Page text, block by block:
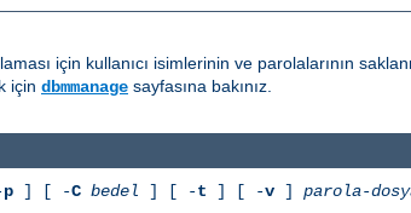
için kullanıcı isimlerinin ve parolalarının
için dbmmanage sayfasına bakınız.
p ] [ -C bedel ] [ -t ] [ -v ] parola-